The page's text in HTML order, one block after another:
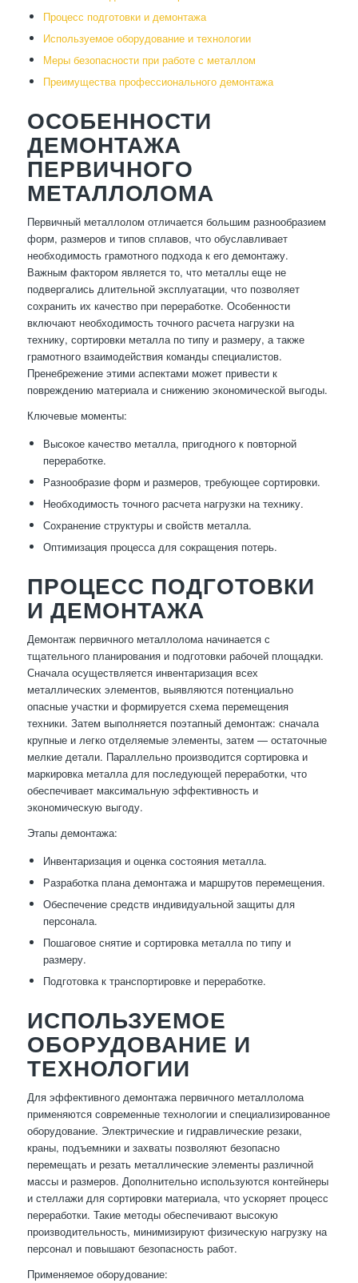
Процесс подготовки и демонтажа
Используемое оборудование и технологии
Меры безопасности при работе с металлом
Преимущества профессионального демонтажа
ОСОБЕННОСТИ
ДЕМОНТАЖА
ПЕРВИЧНОГО
МЕТАЛЛОЛОМА
Первичный металлолом отличается большим разнообразием
форм, размеров и типов сплавов, что обуславливает
необходимость грамотного подхода к его демонтажу.
Важным фактором является то, что металлы еще не
подвергались длительной эксплуатации, что позволяет
сохранить их качество при переработке. Особенности
включают необходимость точного расчета нагрузки на
технику, сортировки металла по типу и размеру, а также
грамотного взаимодействия команды специалистов.
Пренебрежение этими аспектами может привести к
повреждению материала и снижению экономической выгоды.
Ключевые моменты:
Высокое качество металла, пригодного к повторной
переработке.
Разнообразие форм и размеров, требующее сортировки.
Необходимость точного расчета нагрузки на технику.
Сохранение структуры и свойств металла.
Оптимизация процесса для сокращения потерь.
ПРОЦЕСС ПОДГОТОВКИ
И ДЕМОНТАЖА
Демонтаж первичного металлолома начинается с
тщательного планирования и подготовки рабочей площадки.
Сначала осуществляется инвентаризация всех
металлических элементов, выявляются потенциально
опасные участки и формируется схема перемещения
техники. Затем выполняется поэтапный демонтаж: сначала
крупные и легко отделяемые элементы, затем — остаточные
мелкие детали. Параллельно производится сортировка и
маркировка металла для последующей переработки, что
обеспечивает максимальную эффективность и
экономическую выгоду.
Этапы демонтажа:
Инвентаризация и оценка состояния металла.
Разработка плана демонтажа и маршрутов перемещения.
Обеспечение средств индивидуальной защиты для
персонала.
Пошаговое снятие и сортировка металла по типу и
размеру.
Подготовка к транспортировке и переработке.
ИСПОЛЬЗУЕМОЕ
ОБОРУДОВАНИЕ И
ТЕХНОЛОГИИ
Для эффективного демонтажа первичного металлолома
применяются современные технологии и специализированное
оборудование. Электрические и гидравлические резаки,
краны, подъемники и захваты позволяют безопасно
перемещать и резать металлические элементы различной
массы и размеров. Дополнительно используются контейнеры
и стеллажи для сортировки материала, что ускоряет процесс
переработки. Такие методы обеспечивают высокую
производительность, минимизируют физическую нагрузку на
персонал и повышают безопасность работ.
Применяемое оборудование: